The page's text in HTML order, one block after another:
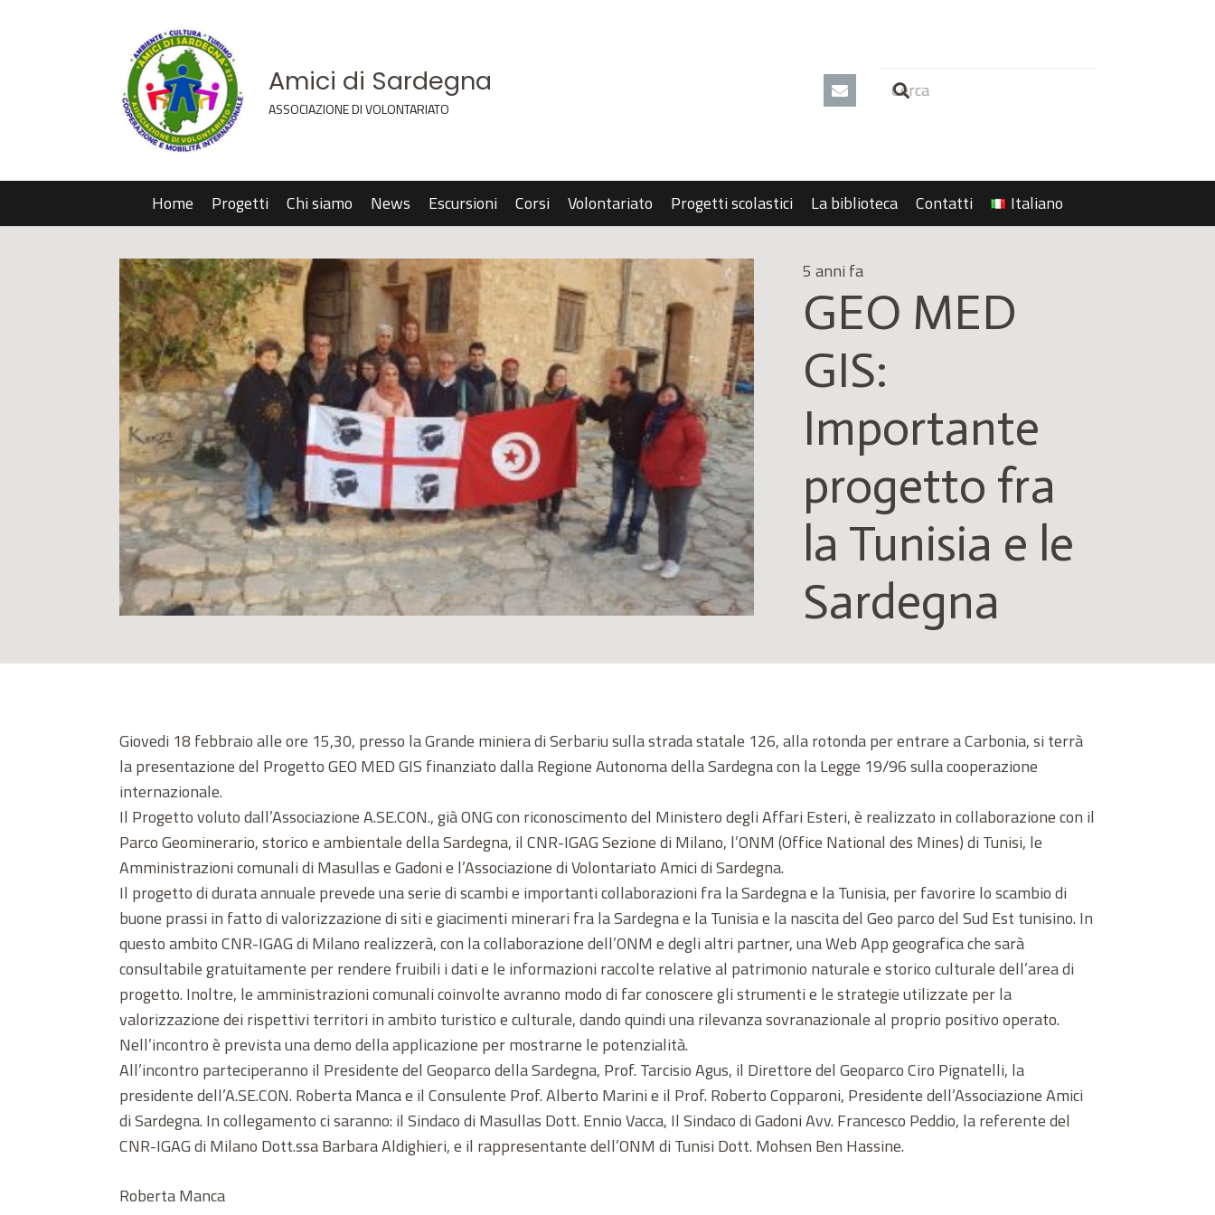
Amici di Sardegna
ASSOCIAZIONE DI VOLONTARIATO
Home Progetti Chi siamo News Escursioni Corsi Volontariato Progetti scolastici La biblioteca Contatti Italiano
5 anni fa
GEO MED
GIS:
Importante
progetto fra
la Tunisia e le
Sardegna
Giovedi 18 febbraio alle ore 15,30, presso la Grande miniera di Serbariu sulla strada statale 126, alla rotonda per entrare a Carbonia, si terrà
la presentazione del Progetto GEO MED GIS finanziato dalla Regione Autonoma della Sardegna con la Legge 19/96 sulla cooperazione
internazionale.
Il Progetto voluto dall’Associazione A.SE.CON., già ONG con riconoscimento del Ministero degli Affari Esteri, è realizzato in collaborazione con il
Parco Geominerario, storico e ambientale della Sardegna, il CNR-IGAG Sezione di Milano, l’ONM (Office National des Mines) di Tunisi, le
Amministrazioni comunali di Masullas e Gadoni e l’Associazione di Volontariato Amici di Sardegna.
Il progetto di durata annuale prevede una serie di scambi e importanti collaborazioni fra la Sardegna e la Tunisia, per favorire lo scambio di
buone prassi in fatto di valorizzazione di siti e giacimenti minerari fra la Sardegna e la Tunisia e la nascita del Geo parco del Sud Est tunisino. In
questo ambito CNR-IGAG di Milano realizzerà, con la collaborazione dell’ONM e degli altri partner, una Web App geografica che sarà
consultabile gratuitamente per rendere fruibili i dati e le informazioni raccolte relative al patrimonio naturale e storico culturale dell’area di
progetto. Inoltre, le amministrazioni comunali coinvolte avranno modo di far conoscere gli strumenti e le strategie utilizzate per la
valorizzazione dei rispettivi territori in ambito turistico e culturale, dando quindi una rilevanza sovranazionale al proprio positivo operato.
Nell’incontro è prevista una demo della applicazione per mostrarne le potenzialità.
All’incontro parteciperanno il Presidente del Geoparco della Sardegna, Prof. Tarcisio Agus, il Direttore del Geoparco Ciro Pignatelli, la
presidente dell’A.SE.CON. Roberta Manca e il Consulente Prof. Alberto Marini e il Prof. Roberto Copparoni, Presidente dell’Associazione Amici
di Sardegna. In collegamento ci saranno: il Sindaco di Masullas Dott. Ennio Vacca, Il Sindaco di Gadoni Avv. Francesco Peddio, la referente del
CNR-IGAG di Milano Dott.ssa Barbara Aldighieri, e il rappresentante dell’ONM di Tunisi Dott. Mohsen Ben Hassine.
Roberta Manca